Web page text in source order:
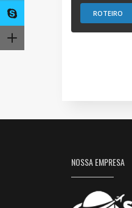
ROTEIRO
NOSSA EMPRESA